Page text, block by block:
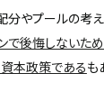
分やプールの考
で後悔しないた
本政策であるも